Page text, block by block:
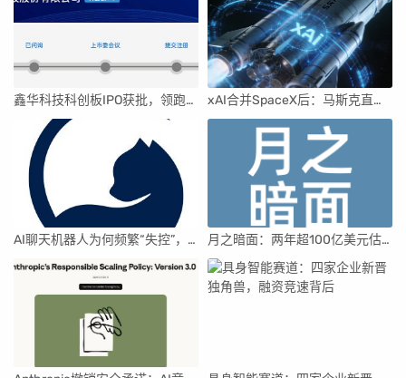
鑫华科技科创板IPO获批，领跑国内半导体材料市场 xAI合并SpaceX后：马斯克直接介入，团队压力激增
AI聊天机器人为何频繁“失控”，背后原因及解决方案解析 月之暗面：两年超100亿美元估值，K2.5引领AI新纪元